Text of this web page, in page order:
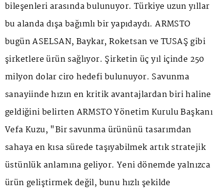
bileşenleri arasında bulunuyor. Türkiye uzun yıllar
bu alanda dışa bağımlı bir yapıdaydı. ARMSTO
bugün ASELSAN, Baykar, Roketsan ve TUSAŞ gibi
şirketlere ürün sağlıyor. Şirketin üç yıl içinde 250
milyon dolar ciro hedefi bulunuyor. Savunma
sanayiinde hızın en kritik avantajlardan biri haline
geldiğini belirten ARMSTO Yönetim Kurulu Başkanı
Vefa Kuzu, "Bir savunma ürününü tasarımdan
sahaya en kısa sürede taşıyabilmek artık stratejik
üstünlük anlamına geliyor. Yeni dönemde yalnızca
ürün geliştirmek değil, bunu hızlı şekilde